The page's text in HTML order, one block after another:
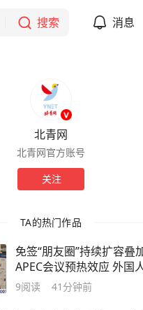
搜索 消息
北青网
北青网官方账号
关注
TA的热门作品
免签“朋友圈”持续扩容叠
APEC会议预热效应 外国
华热度持续攀升
9阅读 41分钟前